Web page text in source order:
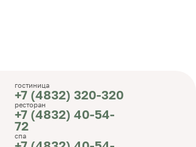
гостиница
+7 (4832) 320-320
ресторан
+7 (4832) 40-54-
72
спа